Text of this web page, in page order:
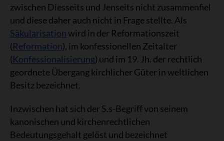
zwischen Diesseits und Jenseits nicht zusammenfiel
und diese daher auch nicht in Frage stellte. Als
Säkularisationwird in der Reformationszeit
(Reformation), im konfessionellen Zeitalter
(Konfessionalisierung) und im 19. Jh. der rechtlich
geordnete Übergang kirchlicher Güter in weltlichen
Besitz bezeichnet.
Inzwischen hat sich der S.s-Begriff von seinem
kanonischen und kirchenrechtlichen
Bedeutungsgehalt gelöst und bezeichnet